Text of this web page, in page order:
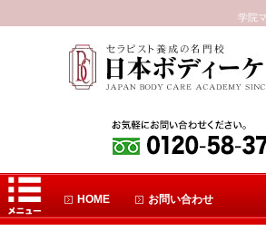
学院
HOME お問い合わせ